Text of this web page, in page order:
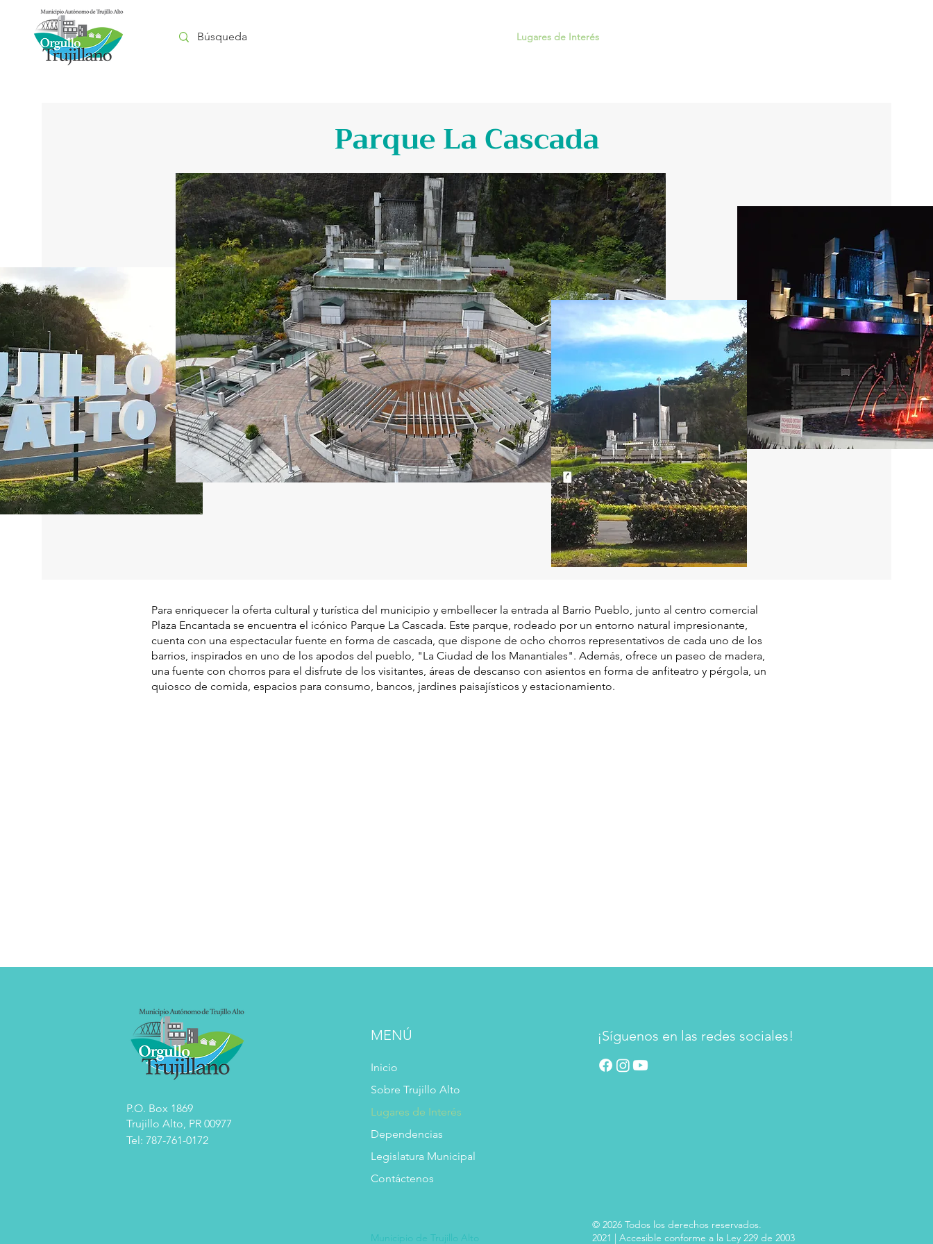
Lugares de Interés
Parque La Cascada
Para enriquecer la oferta cultural y turística del municipio y embellecer la entrada al Barrio Pueblo, junto al centro comercial
Plaza Encantada se encuentra el icónico Parque La Cascada. Este parque, rodeado por un entorno natural impresionante,
cuenta con una espectacular fuente en forma de cascada, que dispone de ocho chorros representativos de cada uno de los
barrios, inspirados en uno de los apodos del pueblo, "La Ciudad de los Manantiales". Además, ofrece un paseo de madera,
una fuente con chorros para el disfrute de los visitantes, áreas de descanso con asientos en forma de anfiteatro y pérgola, un
quiosco de comida, espacios para consumo, bancos, jardines paisajísticos y estacionamiento.
P.O. Box 1869
Trujillo Alto, PR 00977
Tel: 787-761-0172
MENÚ
Inicio
Sobre Trujillo Alto
Lugares de Interés
Dependencias
Legislatura Municipal
Contáctenos
¡Síguenos en las redes sociales!
Municipio de Trujillo Alto
© 2026 Todos los derechos reservados.
2021 | Accesible conforme a la Ley 229 de 2003